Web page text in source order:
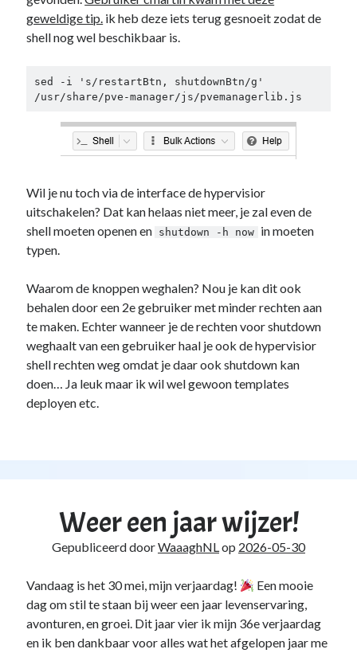
geweldige tip. ik heb deze iets terug gesnoeit zodat de
shell nog wel beschikbaar is.
sed -i 's/restartBtn, shutdownBtn/g'
/usr/share/pve-manager/js/pvemanagerlib.js
Wil je nu toch via de interface de hypervisior
uitschakelen? Dat kan helaas niet meer, je zal even de
shell moeten openen en shutdown -h now in moeten
typen.
Waarom de knoppen weghalen? Nou je kan dit ook
behalen door een 2e gebruiker met minder rechten aan
te maken. Echter wanneer je de rechten voor shutdown
weghaalt van een gebruiker haal je ook de hypervisior
shell rechten weg omdat je daar ook shutdown kan
doen… Ja leuk maar ik wil wel gewoon templates
deployen etc.
Weer een jaar wijzer!
Gepubliceerd doorWaaaghNLop 2026-05-30
Vandaag is het 30 mei, mijn verjaardag!
Een mooie
dag om stil te staan bij weer een jaar levenservaring,
avonturen, en groei. Dit jaar vier ik mijn 36e verjaardag
en ik ben dankbaar voor alles wat het afgelopen jaar me